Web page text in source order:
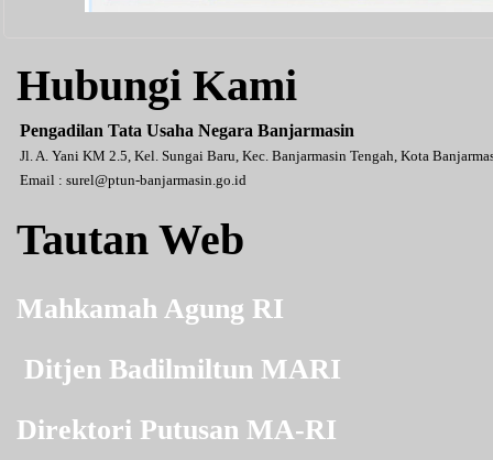
Hubungi Kami
Pengadilan Tata Usaha Negara Banjarmasin
Jl. A. Yani KM 2.5, Kel. Sungai Baru, Kec. Banjarmasin Tengah, Kota
Email : surel@ptun-banjarmasin.go.id
Tautan Web
Mahkamah Agung RI
Ditjen Badilmiltun MARI
Direktori Putusan MA-RI